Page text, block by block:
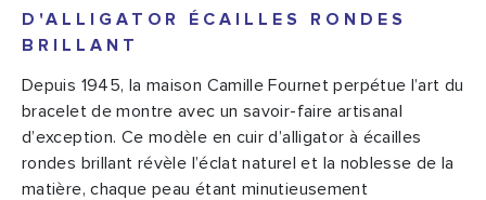
D'ALLIGATOR ÉCAILLES RONDES
BRILLANT
Depuis 1945, la maison Camille Fournet perpétue l’art du
bracelet de montre avec un savoir-faire artisanal
d’exception. Ce modèle en cuir d’alligator à écailles
rondes brillant révèle l’éclat naturel et la noblesse de la
matière, chaque peau étant minutieusement